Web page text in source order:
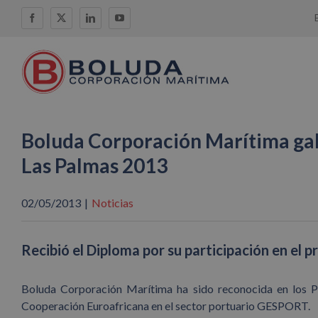
Facebook
X LinkedInYouTube
Boluda Corporación Marítima
Las Palmas 2013
02/05/2013 | Noticias
Recibió el Diploma por su participación en el
Boluda Corporación Marítima ha sido reconocida en los
Cooperación Euroafricana en el sector portuario GESPORT.